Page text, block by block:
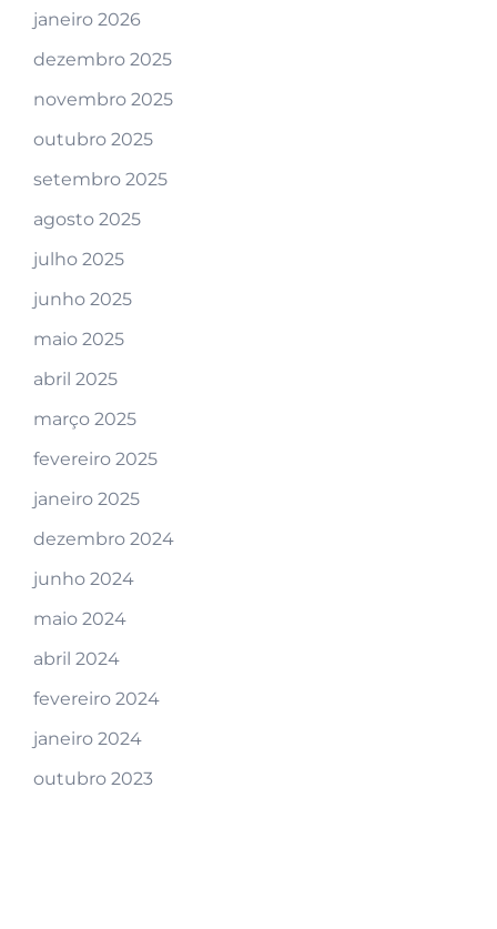
janeiro 2026
dezembro 2025
novembro 2025
outubro 2025
setembro 2025
agosto 2025
julho 2025
junho 2025
maio 2025
abril 2025
março 2025
fevereiro 2025
janeiro 2025
dezembro 2024
junho 2024
maio 2024
abril 2024
fevereiro 2024
janeiro 2024
outubro 2023